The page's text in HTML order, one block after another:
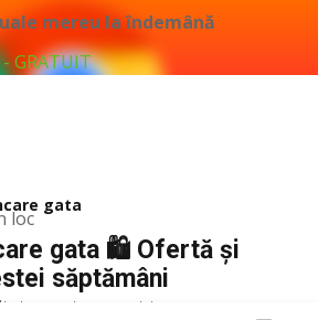
mereu la îndemână
GRATUIT
loc
gata
gata 🛍️ Ofertă și
săptămâni
pentru acest termen.